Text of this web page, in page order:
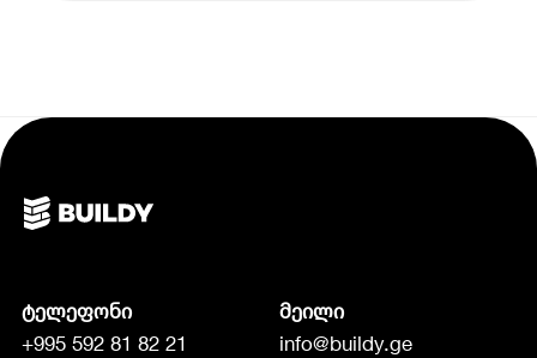
ტელეფონი
+995 592 81 82 21
მეილი
info@buildy.ge